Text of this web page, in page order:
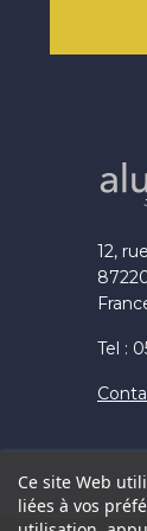
12,
Tel :
Ce site Web
liées à vos